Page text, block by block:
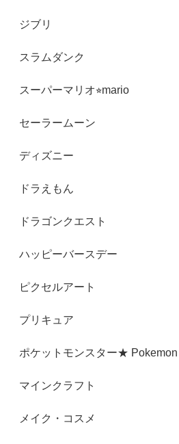
ジブリ
スラムダンク
スーパーマリオ⭐︎mario
セーラームーン
ディズニー
ドラえもん
ドラゴンクエスト
ハッピーバースデー
ピクセルアート
プリキュア
ポケットモンスター★ Pokemon
マインクラフト
メイク・コスメ